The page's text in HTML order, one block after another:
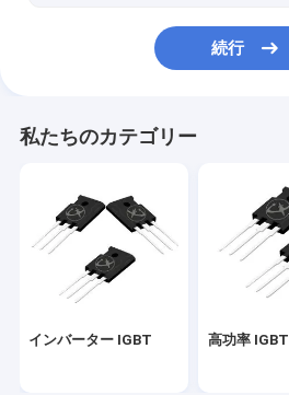
高圧MOSFET
低 VF ショットキー
高功率半導体
炭化ケイ素MOSFET
シリコンカービッドSBD
続行
私たちのカテゴリー
インバーター IGBT 高功率 IGBT